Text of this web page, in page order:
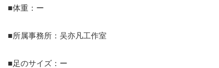
■体重：ー
■所属事務所：吴亦凡工作室
■足のサイズ：ー